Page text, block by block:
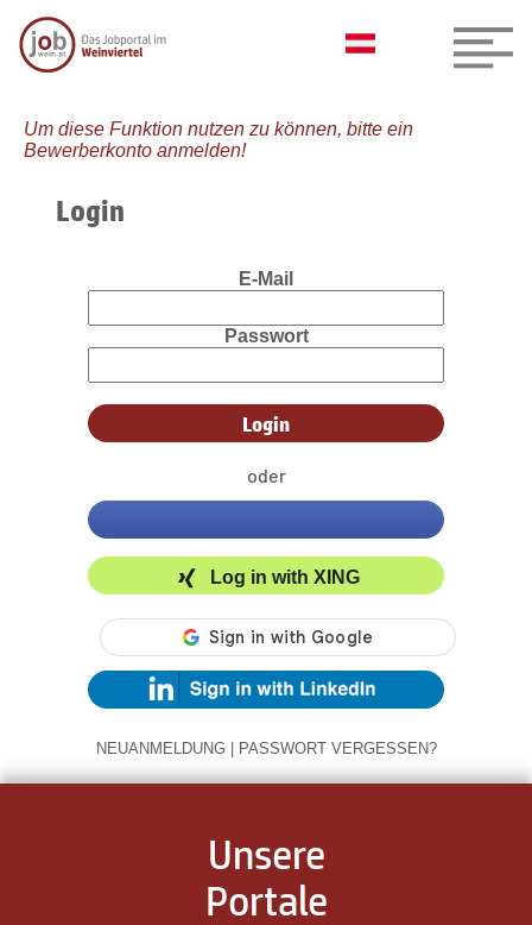
Um diese Funktion nutzen zu können, bitte ein
Bewerberkonto anmelden!
Login
E-Mail
Passwort
oder
Log in with XING
NEUANMELDUNG | PASSWORT VERGESSEN?
Unsere
Portale